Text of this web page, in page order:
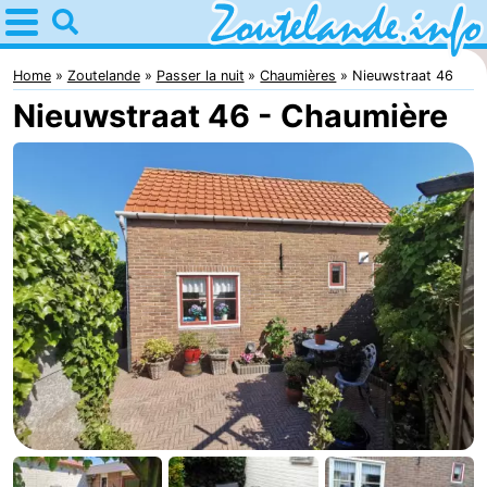
Home
Zoutelande
Astuces
les
enfants
Webcam
Webcam
Langstraat
Webcam
Plage
Passer
la
nuit
Appartements
-
Home Zoutelande Passer la nuit Chaumières Nieuwstraat 46
Nieuwstraat 46 - Chaumière